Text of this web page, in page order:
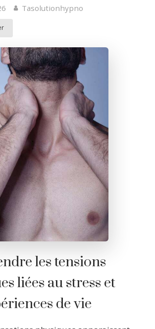
Tasolutionhypno
les tensions
liées au stress et
de vie